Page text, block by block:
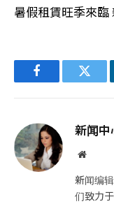
暑假租賃旺季來臨
Facebook
新闻中
网
新闻编
们致力